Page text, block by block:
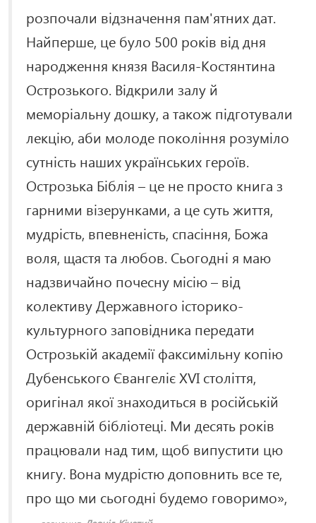
розпочали відзначення пам'ятних дат.
Найперше, це було 500 років від дня
народження князя Василя-Костянтина
Острозького. Відкрили залу й
меморіальну дошку, а також підготували
лекцію, аби молоде покоління розуміло
сутність наших українських героїв.
Острозька Біблія – це не просто книга з
гарними візерунками, а це суть життя,
мудрість, впевненість, спасіння, Божа
воля, щастя та любов. Сьогодні я маю
надзвичайно почесну місію – від
колективу Державного історико-
культурного заповідника передати
Острозькій академії факсимільну копію
Дубенського Євангеліє XVI століття,
оригінал якої знаходиться в російській
державній бібліотеці. Ми десять років
працювали над тим, щоб випустити цю
книгу. Вона мудрістю доповнить все те,
про що ми сьогодні будемо говоримо»,